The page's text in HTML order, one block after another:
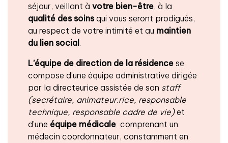
séjour, veillant à votre bien-être, à la
qualité des soinsqui vous seront prodigués,
au respect de votre intimité et au maintien
du lien social .
L’équipe de direction de la résidence se
compose d’une équipe administrative dirigée
par la directeurice assistée de son staff
(secrétaire, animateur.rice, responsable
technique, responsable cadre de vie)et
d’une équipe médicale comprenant un
médecin coordonnateur, constamment en